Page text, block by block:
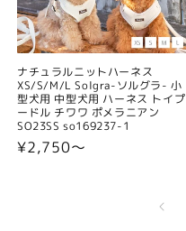
ナチュラルニットハーネス
XS/S/M/L Solgra-ソルグラ- 小
型犬用 中型犬用 ハーネス トイプ
ードル チワワ ポメラニアン
SO23SS so169237-1
通
¥2,750〜